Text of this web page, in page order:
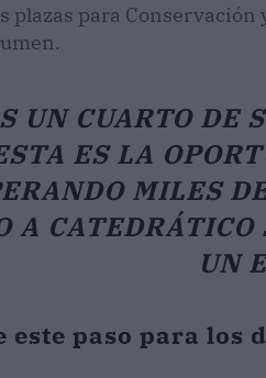
plazas para
UN CUARTO DE
ES LA
MILES
A
UN
este paso para los